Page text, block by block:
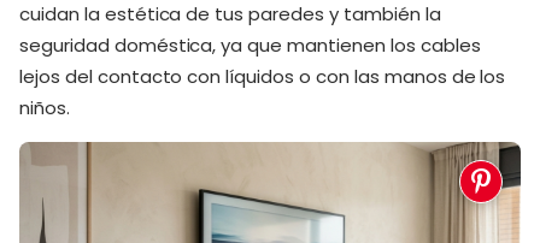
cuidan la estética de tus paredes y también la
seguridad doméstica, ya que mantienen los cables
lejos del contacto con líquidos o con las manos de los
niños.